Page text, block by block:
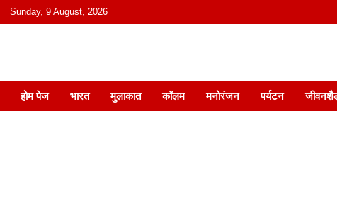
content
Sunday, 9 August, 2026
हिंदी में समाचार, विचार, ऑडियो, वीडियो और
होम पेज भारत मुलाकात कॉलम मनोरंजन पर्यटन